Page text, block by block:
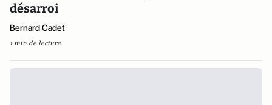
désarroi
Bernard Cadet
1 min de lecture